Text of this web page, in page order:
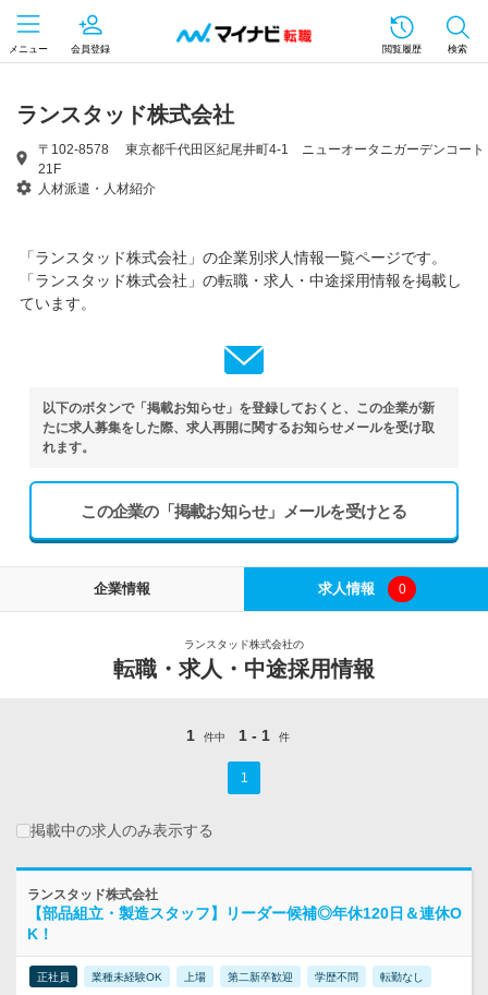
メニュー 会員登録 閲覧履歴 検索
ランスタッド株式会社
〒102-8578 東京都千代田区紀尾井町4-1 ニューオータニガーデンコート
21F
人材派遣・人材紹介
「ランスタッド株式会社」の企業別求人情報一覧ページです。
「ランスタッド株式会社」の転職・求人・中途採用情報を掲載し
ています。
以下のボタンで「掲載お知らせ」を登録しておくと、この企業が新
たに求人募集をした際、求人再開に関するお知らせメールを受け取
れます。
この企業の「掲載お知らせ」メールを受けとる
企業情報 求人情報 0
ランスタッド株式会社の
転職・求人・中途採用情報
1 件中 1 - 1 件
1
掲載中の求人のみ表示する
ランスタッド株式会社
【部品組立・製造スタッフ】リーダー候補◎年休120日＆連休O
K！
正社員 業種未経験OK 上場 第二新卒歓迎 学歴不問 転勤なし